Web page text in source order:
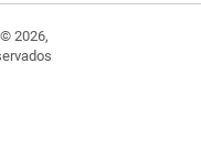
© 2026,